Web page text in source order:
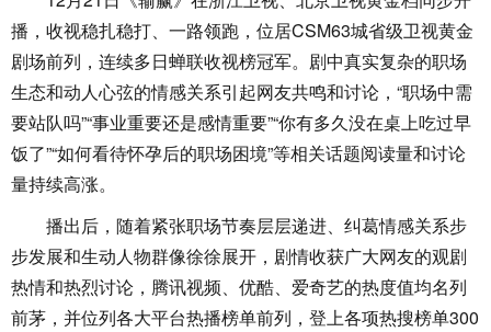
播，收视稳扎稳打、一路领跑，位居CSM63城省级卫视黄金
剧场前列，连续多日蝉联收视榜冠军。剧中真实复杂的职场
生态和动人心弦的情感关系引起网友共鸣和讨论，“职场中需
要站队吗”“事业重要还是感情重要”“你有多久没在桌上吃过早
饭了”“如何看待怀孕后的职场困境”等相关话题阅读量和讨论
量持续高涨。
播出后，随着紧张职场节奏层层递进、纠葛情感关系步
步发展和生动人物群像徐徐展开，剧情收获广大网友的观剧
热情和热烈讨论，腾讯视频、优酷、爱奇艺的热度值均名列
前茅，并位列各大平台热播榜单前列，登上各项热搜榜单300